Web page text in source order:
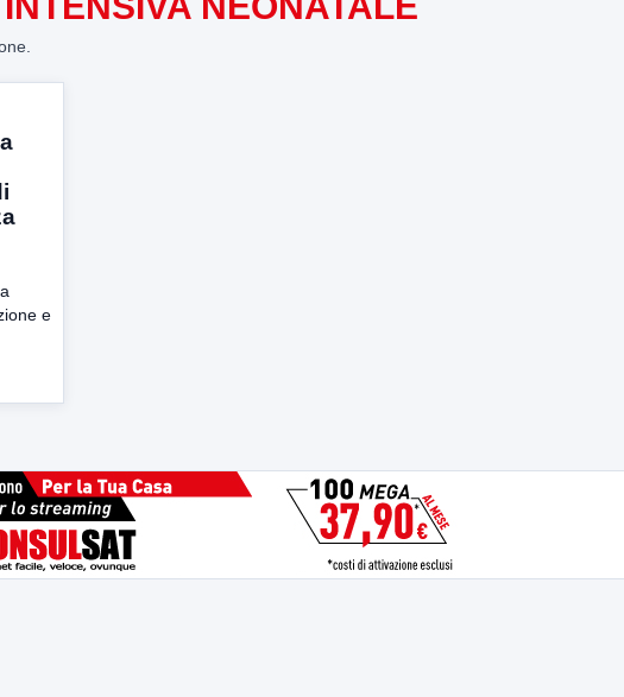
e